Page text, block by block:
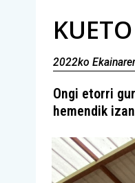
2022ko
Ongi etorri
hemendik